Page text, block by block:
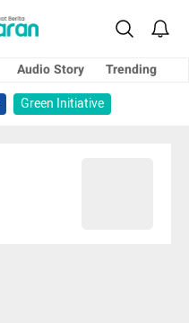
Audio Story
Trending
Green Initiative